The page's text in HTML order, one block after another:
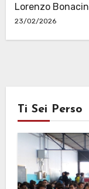
Lorenzo
23/02/2026
Ti Sei Perso